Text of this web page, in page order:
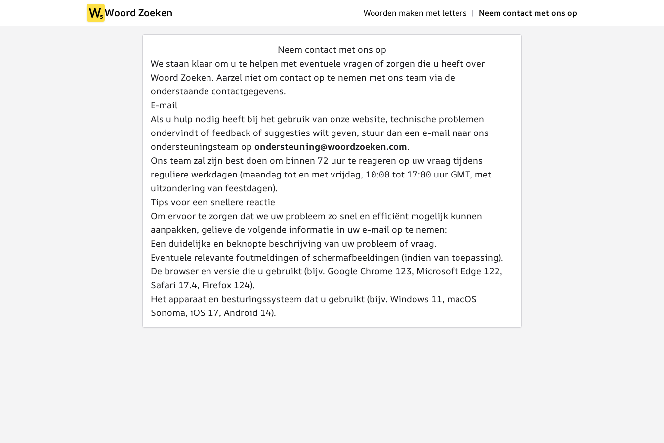
Woord Zoeken Woorden maken met letters | Neem contact met ons op
Neem contact met ons op
We staan klaar om u te helpen met eventuele vragen of zorgen die u heeft over
Woord Zoeken. Aarzel niet om contact op te nemen met ons team via de
onderstaande contactgegevens.
E-mail
Als u hulp nodig heeft bij het gebruik van onze website, technische problemen
ondervindt of feedback of suggesties wilt geven, stuur dan een e-mail naar ons
ondersteuningsteam op ondersteuning@woordzoeken.com.
Ons team zal zijn best doen om binnen 72 uur te reageren op uw vraag tijdens
reguliere werkdagen (maandag tot en met vrijdag, 10:00 tot 17:00 uur GMT, met
uitzondering van feestdagen).
Tips voor een snellere reactie
Om ervoor te zorgen dat we uw probleem zo snel en efficiënt mogelijk kunnen
aanpakken, gelieve de volgende informatie in uw e-mail op te nemen:
Een duidelijke en beknopte beschrijving van uw probleem of vraag.
Eventuele relevante foutmeldingen of schermafbeeldingen (indien van toepassing).
De browser en versie die u gebruikt (bijv. Google Chrome 123, Microsoft Edge 122,
Safari 17.4, Firefox 124).
Het apparaat en besturingssysteem dat u gebruikt (bijv. Windows 11, macOS
Sonoma, iOS 17, Android 14).